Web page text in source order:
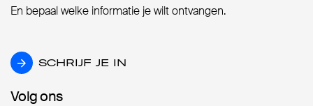
En bepaal welke informatie je wilt ontvangen.
SCHRIJF JE IN
SCHRIJF JE IN
Volg ons
Volg ons